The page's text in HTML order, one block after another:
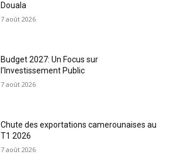
Douala
7 août 2026
Budget 2027: Un Focus sur
l’Investissement Public
7 août 2026
Chute des exportations camerounaises au
T1 2026
7 août 2026